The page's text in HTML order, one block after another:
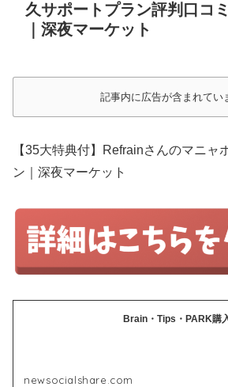
久サポートプラン評判口コ
｜深夜マーケット
記事内に広告が含まれてい
【35大特典付】Refrainさんのマニャ
ン｜深夜マーケット
Brain・Tips・PARK購
newsocialshare.com